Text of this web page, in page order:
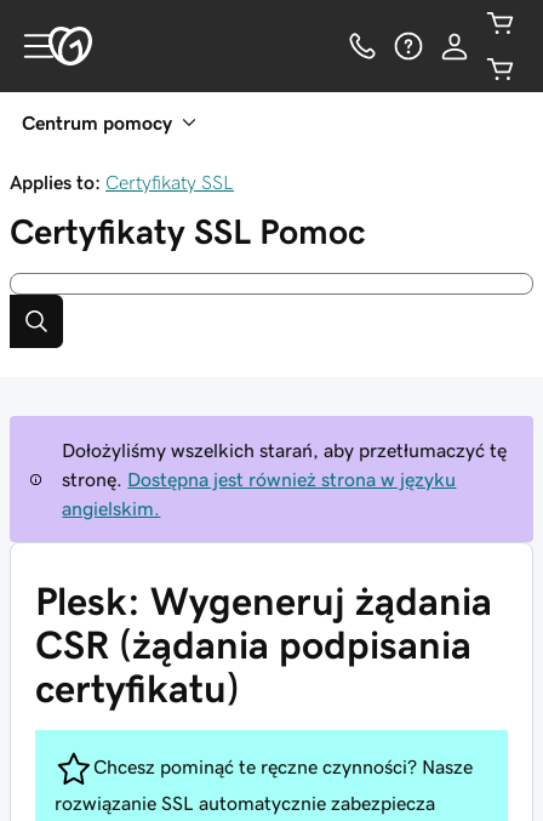
Centrum pomocy
Applies to: Certyfikaty SSL
Certyfikaty SSL Pomoc
Dołożyliśmy wszelkich starań, aby przetłumaczyć tę
stronę.
Dostępna jest również strona w języku
angielskim.
Plesk: Wygeneruj żądania
CSR (żądania podpisania
certyfikatu)
Chcesz pominąć te ręczne czynności? Nasze
rozwiązanie SSL automatycznie zabezpiecza